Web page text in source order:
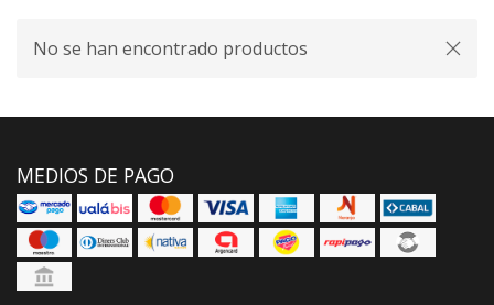
No se han encontrado productos
MEDIOS DE PAGO